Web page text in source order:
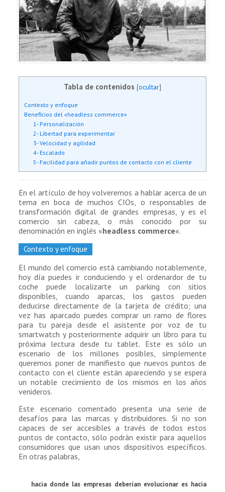
Tabla de contenidos [ocultar]
Contexto y enfoque
Beneficios del «headless commerce»
1- Personalización
2- Libertad para experimentar
3- Velocidad y agilidad
4- Escalado
5- Facilidad para añadir puntos de contacto con el cliente
En el artículo de hoy volveremos a hablar acerca de un
tema en boca de muchos CIOs, o responsables de
transformación digital de grandes empresas, y es el
comercio sin cabeza, o más conocido por su
denominación en inglés «headless commerce«.
Contexto y enfoque
El mundo del comercio está cambiando notablemente,
hoy día puedes ir conduciendo y el ordenardor de tu
coche puede localizarte un parking con sitios
disponibles, cuando aparcas, los gastos pueden
deducirse directamente de la tarjeta de crédito; una
vez has aparcado puedes comprar un ramo de flores
para tu pareja desde el asistente por voz de tu
smartwatch y posteriormente adquirir un libro para tu
próxima lectura desde tu tablet. Este es sólo un
escenario de los millones posibles, simplemente
queremos poner de manifiesto que nuevos puntos de
contacto con el cliente están apareciendo y se espera
un notable crecimiento de los mismos en los años
venideros.
Este escenario comentado presenta una serie de
desafíos para las marcas y distribuidores. Si no son
capaces de ser accesibles a través de todos estos
puntos de contacto, sólo podrán existir para aquellos
consumidores que usan unos dispositivos específicos.
En otras palabras,
hacia donde las empresas deberían evolucionar es hacia